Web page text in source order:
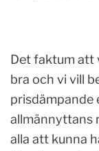
Det faktum att
bra och vi vill
prisdämpande
allmännyttans
alla att kunna